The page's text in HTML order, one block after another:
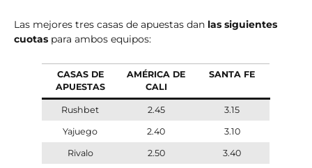
Las mejores tres casas de apuestas dan las siguientes
cuotas para ambos equipos:
CASAS DE
APUESTAS
AMÉRICA DE
CALI
SANTA FE
Rushbet 2.45 3.15
Yajuego 2.40 3.10
Rivalo 2.50 3.40